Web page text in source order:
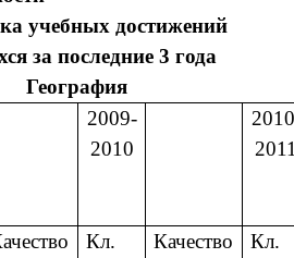
учебных достижений
за последние 3 года
География
2009-
2010
Кл.
Качество
Кл.